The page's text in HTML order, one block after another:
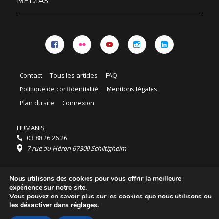
Contact Tous les articles
FAQ
Politique de confidentialité
Mentions légales
Plan du site
Connexion
HUMANIS
03 88 26 26 26
7 rue du Héron 67300 Schiltigheim
Horaires :
HUMANIS : du lundi au vendredi 9h - 18h
Ordidocaz : du lundi au vendredi 8h - 19h
© 2025 HUMANIS, tous droits réservés.
Licence Creative Commons Attribution 4.0
Nous utilisons des cookies pour vous offrir la meilleure
expérience sur notre site.
Vous pouvez en savoir plus sur les cookies que nous utilisons ou
les désactiver dans réglages.